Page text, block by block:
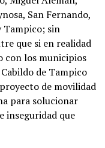
San Fernando,
Tampico; sin
que si en realidad
con los municipios
de Tampico
de movilidad
para solucionar
inseguridad que